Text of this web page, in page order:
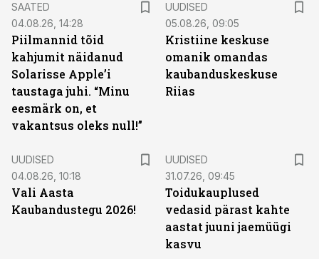
SAATED
04.08.26, 14:28
Piilmannid tõid
kahjumit näidanud
Solarisse Apple’i
taustaga juhi. “Minu
eesmärk on, et
vakantsus oleks null!”
UUDISED
05.08.26, 09:05
Kristiine keskuse
omanik omandas
kaubanduskeskuse
Riias
UUDISED
04.08.26, 10:18
Vali Aasta
Kaubandustegu 2026!
UUDISED
31.07.26, 09:45
Toidukauplused
vedasid pärast kahte
aastat juuni jaemüügi
kasvu